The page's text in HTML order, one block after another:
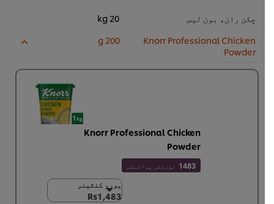
چکن ران، بون لیس
20 kg
Knorr Professional Chicken
Powder
200 g
Knorr Professional Chicken
Powder
1483 لویلٹی پوائنٹس
یورو کنٹینر
Rs1,483
یورو کنٹینر
Rs1,483